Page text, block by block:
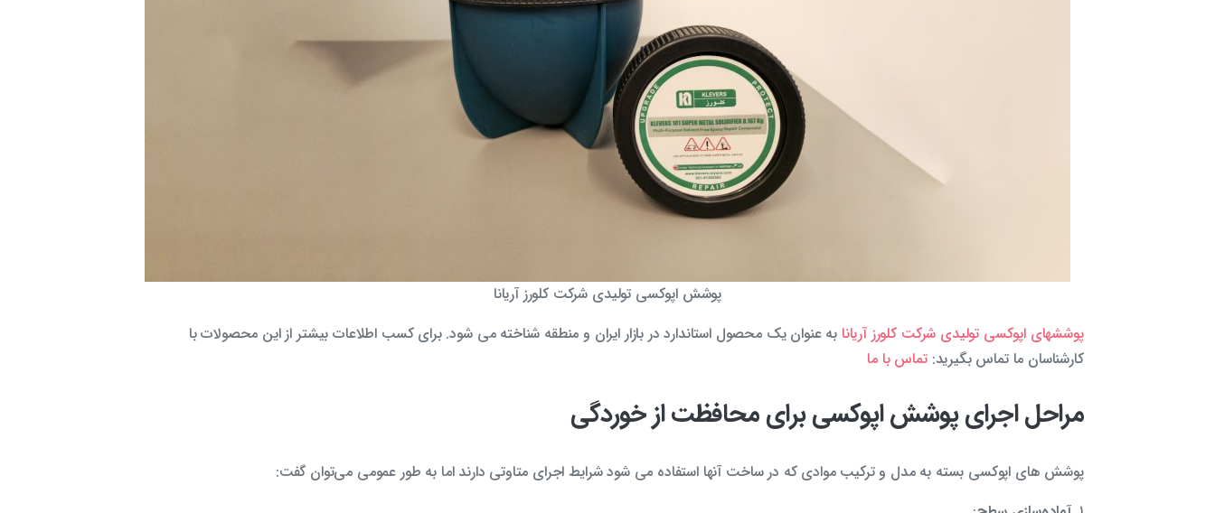
پوشش اپوکسی تولیدی شرکت کلورز آریانا
پوششهای اپوکسی تولیدی شرکت کلورز آریانا به عنوان یک محصول استاندارد در بازار ایران و منطقه شناخته می شود. برای کسب اطلاعات بیشتر از این محصولات با
کارشناسان ما تماس بگیرید:تماس با ما
مراحل اجرای پوشش اپوکسی برای محافظت از خوردگی
پوشش های اپوکسی بسته به مدل و ترکیب موادی که در ساخت آنها استفاده می شود شرایط اجرای متاوتی دارند اما به طور عمومی می‌توان گفت: